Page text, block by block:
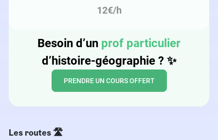
12€/h
Besoin d’un prof particulier
d’histoire-géographie ? ✨
PRENDRE UN COURS OFFERT
Les routes 🛣